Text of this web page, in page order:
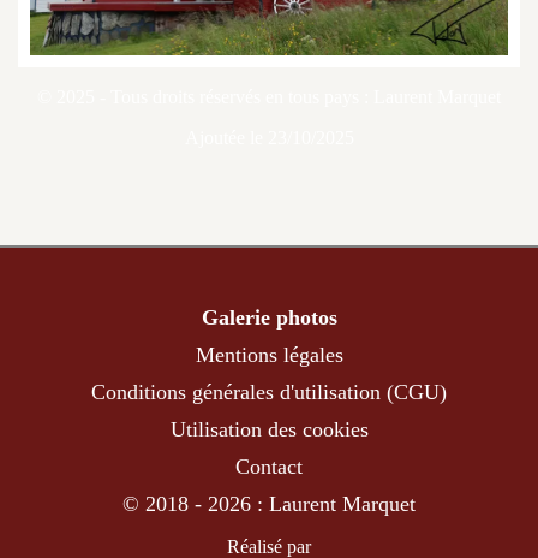
Galerie photos
Mentions légales
Conditions générales d'utilisation (CGU)
Utilisation des cookies
Contact
© 2018 - 2026 : Laurent Marquet
Réalisé par